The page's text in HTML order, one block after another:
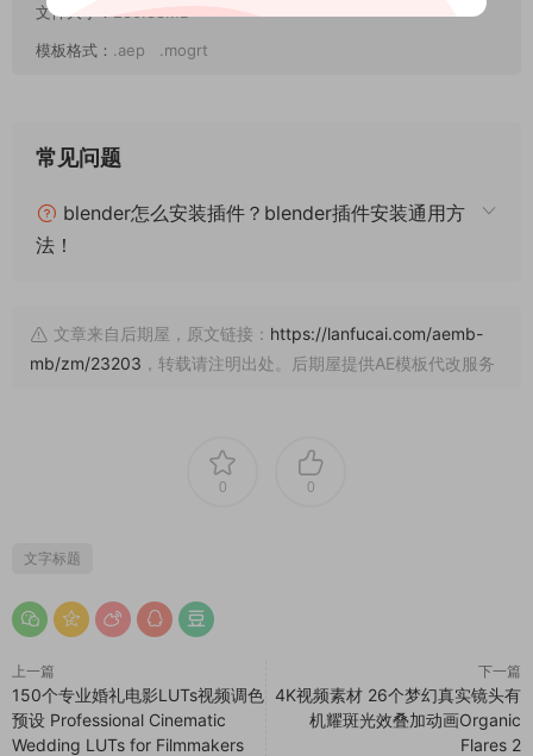
文件大小：
模板格式： .aep .mogrt
常见问题
blender怎么安装插件？blender插件安装通用方
法！
文章来自后期屋，原文链接： https://lanfucai.com/aemb-
mb/zm/23203 ，转载请注明出处。后期屋提供AE模板代改服务
0 0
文字标题
上一篇
150个专业婚礼电影LUTs视频调色
预设 Professional Cinematic
Wedding LUTs for Filmmakers
下一篇
4K视频素材 26个梦幻真实镜头有
机耀斑光效叠加动画Organic
Flares 2